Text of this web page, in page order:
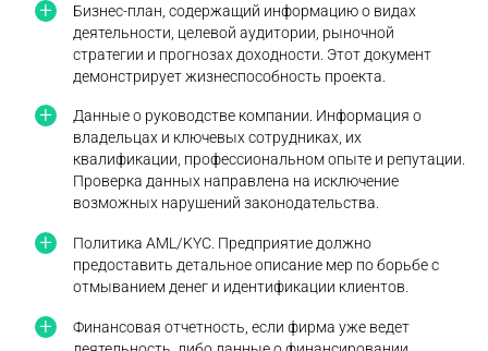
Бизнес-план, содержащий информацию о видах
деятельности, целевой аудитории, рыночной
стратегии и прогнозах доходности. Этот документ
демонстрирует жизнеспособность проекта.
Данные о руководстве компании. Информация о
владельцах и ключевых сотрудниках, их
квалификации, профессиональном опыте и репутации.
Проверка данных направлена на исключение
возможных нарушений законодательства.
Политика AML/KYC. Предприятие должно
предоставить детальное описание мер по борьбе с
отмыванием денег и идентификации клиентов.
Финансовая отчетность, если фирма уже ведет